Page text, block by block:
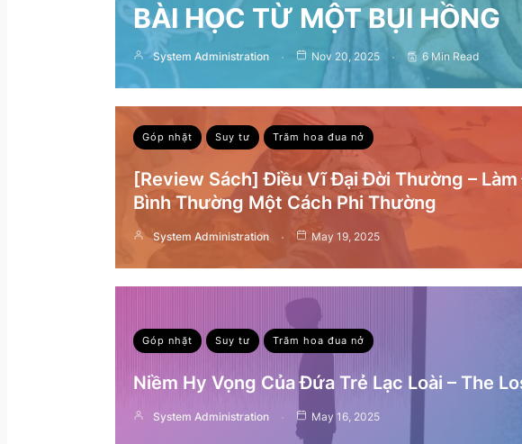
BÀI HỌC TỪ MỘT BỤI HỒNG
System Administration Nov 20, 2025 6 Min Read
Góp nhặt Suy tư Trăm hoa đua nở
[Review Sách] Điều Vĩ Đại Đời Thường –
Bình Thường Một Cách Phi Thường
System Administration May 19, 2025
Góp nhặt Suy tư Trăm hoa đua nở
Niềm Hy Vọng Của Đứa Trẻ Lạc Loài – The
System Administration May 16, 2025